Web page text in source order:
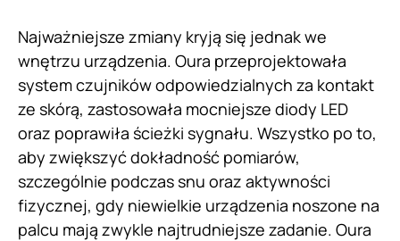
Najważniejsze zmiany kryją się jednak we
wnętrzu urządzenia. Oura przeprojektowała
system czujników odpowiedzialnych za kontakt
ze skórą, zastosowała mocniejsze diody LED
oraz poprawiła ścieżki sygnału. Wszystko po to,
aby zwiększyć dokładność pomiarów,
szczególnie podczas snu oraz aktywności
fizycznej, gdy niewielkie urządzenia noszone na
palcu mają zwykle najtrudniejsze zadanie. Oura